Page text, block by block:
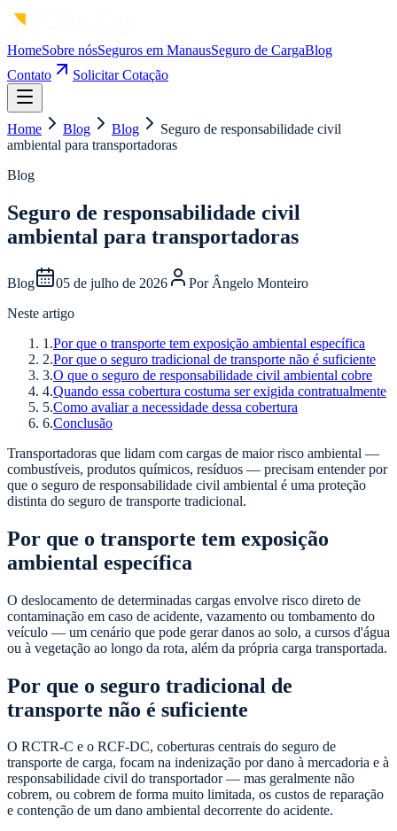
HomeSobre nósSeguros em ManausSeguro de CargaBlog
Contato
Solicitar Cotação
Home Blog Blog
Seguro de responsabilidade civil
ambiental para transportadoras
Blog
Seguro de responsabilidade civil
ambiental para transportadoras
Blog 05 de julho de 2026 Por Ângelo Monteiro
Neste artigo
1 .Por que o transporte tem exposição ambiental específica
2.Por que o seguro tradicional de transporte não é suficiente
3.O que o seguro de responsabilidade civil ambiental cobre
4.Quando essa cobertura costuma ser exigida contratualmente
5.Como avaliar a necessidade dessa cobertura
6.Conclusão
Transportadoras que lidam com cargas de maior risco ambiental —
combustíveis, produtos químicos, resíduos — precisam entender por
que o seguro de responsabilidade civil ambiental é uma proteção
distinta do seguro de transporte tradicional.
Por que o transporte tem exposição
ambiental específica
O deslocamento de determinadas cargas envolve risco direto de
contaminação em caso de acidente, vazamento ou tombamento do
veículo — um cenário que pode gerar danos ao solo, a cursos d'água
ou à vegetação ao longo da rota, além da própria carga transportada.
Por que o seguro tradicional de
transporte não é suficiente
O RCTR-C e o RCF-DC, coberturas centrais do seguro de
transporte de carga, focam na indenização por dano à mercadoria e à
responsabilidade civil do transportador — mas geralmente não
cobrem, ou cobrem de forma muito limitada, os custos de reparação
e contenção de um dano ambiental decorrente do acidente.